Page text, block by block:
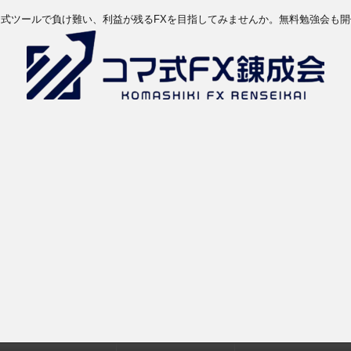
ツールで負け難い、利益が残るFXを目指してみませんか。無料勉強会も